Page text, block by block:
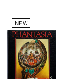
NEW